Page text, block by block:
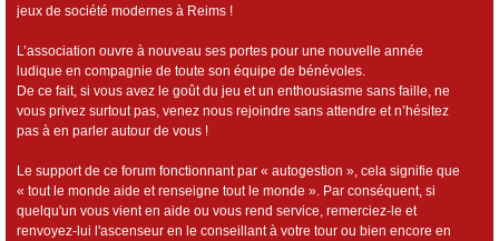
jeux de société modernes à Reims !
L’association ouvre à nouveau ses portes pour une nouvelle année
ludique en compagnie de toute son équipe de bénévoles.
De ce fait, si vous avez le goût du jeu et un enthousiasme sans faille, ne
vous privez surtout pas, venez nous rejoindre sans attendre et n’hésitez
pas à en parler autour de vous !
Le support de ce forum fonctionnant par « autogestion », cela signifie que
« tout le monde aide et renseigne tout le monde ». Par conséquent, si
quelqu'un vous vient en aide ou vous rend service, remerciez-le et
renvoyez-lui l'ascenseur en le conseillant à votre tour ou bien encore en